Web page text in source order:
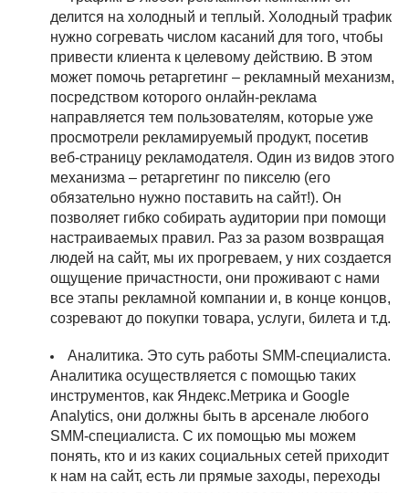
делится на холодный и теплый. Холодный трафик
нужно согревать числом касаний для того, чтобы
привести клиента к целевому действию. В этом
может помочь ретаргетинг – рекламный механизм,
посредством которого онлайн-реклама
направляется тем пользователям, которые уже
просмотрели рекламируемый продукт, посетив
веб-страницу рекламодателя. Один из видов этого
механизма – ретаргетинг по пикселю (его
обязательно нужно поставить на сайт!). Он
позволяет гибко собирать аудитории при помощи
настраиваемых правил. Раз за разом возвращая
людей на сайт, мы их прогреваем, у них создается
ощущение причастности, они проживают с нами
все этапы рекламной компании и, в конце концов,
созревают до покупки товара, услуги, билета и т.д.
Аналитика. Это суть работы SMM-специалиста.
Аналитика осуществляется с помощью таких
инструментов, как Яндекс.Метрика и Google
Analytics, они должны быть в арсенале любого
SMM-специалиста. С их помощью мы можем
понять, кто и из каких социальных сетей приходит
к нам на сайт, есть ли прямые заходы, переходы